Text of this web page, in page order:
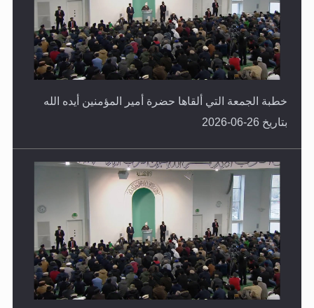
خطبة الجمعة التي ألقاها حضرة أمير المؤمنين أيده الله
بتاريخ 26-06-2026